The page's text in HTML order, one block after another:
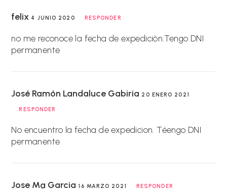
felix 4 JUNIO 2020 RESPONDER
no me reconoce la fecha de expediciòn.Tengo DNI
permanente
José Ramón Landaluce Gabiria 20 ENERO 2021
RESPONDER
No encuentro la fecha de expedicion. Téengo DNI
permanente
Jose Mª Garcia 16 MARZO 2021 RESPONDER